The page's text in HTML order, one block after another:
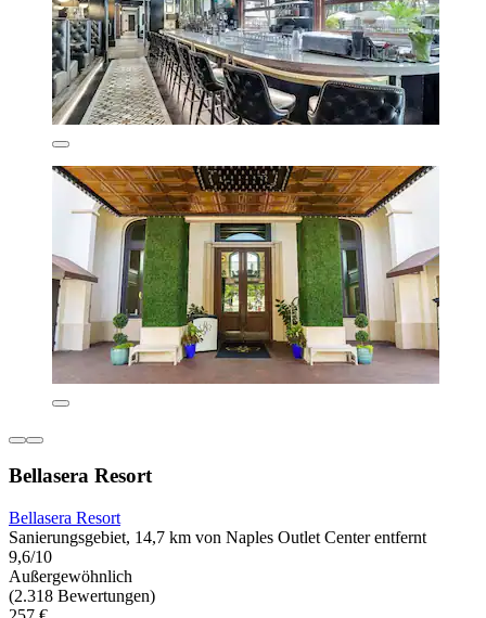
Bellasera Resort
Bellasera Resort
Sanierungsgebiet, 14,7 km von Naples Outlet Center entfernt
9,6/10
Außergewöhnlich
(2.318 Bewertungen)